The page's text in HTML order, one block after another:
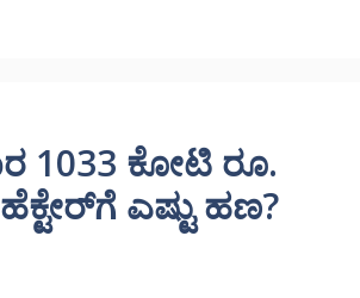
1033 ಕೋಟಿ ರೂ.
ಎಷ್ಟು ಹಣ?